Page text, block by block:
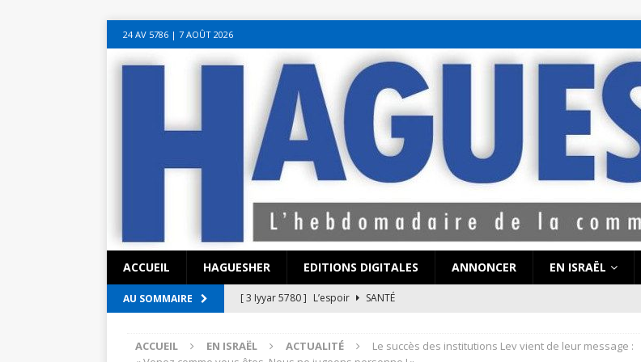
seks hattı numara istanbul escort bayanlar
canlı sohbet hatları sohbet numaraları ucuz sex sohbet hattı numaraları
24 AV 5786‎ | 7 AOÛT 2026
ACCUEIL HAGUESHER EDITIONS DIGITALES ANNONCER EN ISRAËL
AU SOMMAIRE [ 3 Iyyar 5780 ] L’espoir
SANTÉ
?
EN ISRAËL
ACCUEIL EN ISRAËL ACTUALITÉ
Le succès des institutions Lev vient de leur message :